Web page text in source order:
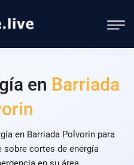
en Barriada
en Barriada Polvorin para
sobre cortes de energía